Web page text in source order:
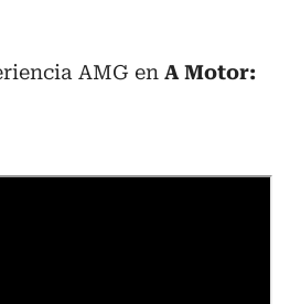
AMG en A Motor: